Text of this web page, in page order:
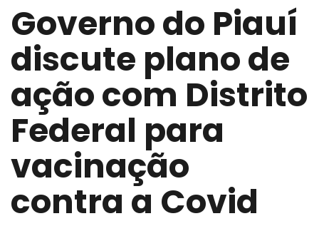
Governo do Piauí
discute plano de
ação com Distrito
Federal para
vacinação
contra a Covid